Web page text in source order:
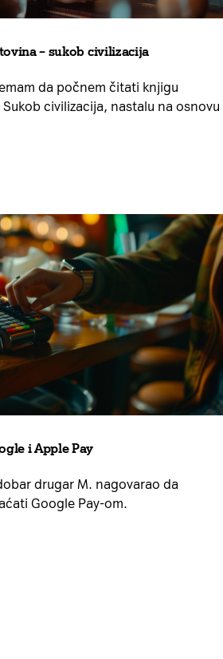
– sukob civilizacija
da počnem čitati knjigu
civilizacija, nastalu na osnovu
i Apple Pay
drugar M. nagovarao da
Google Pay-om.